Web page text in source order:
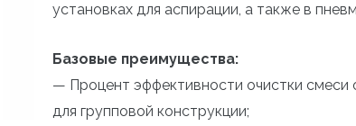
установках для аспирации, а также в
Базовые преимущества:
— Процент эффективности очистки смеси
для групповой конструкции;